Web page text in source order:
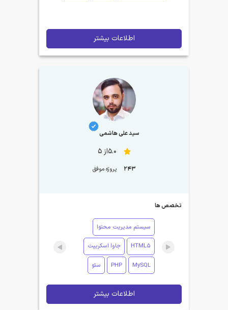
اطلاعات بیشتر
سید علی هاشمی
5.0از 5
243 پروژه موفق
تخصص ها
سیستم مدیریت محتوا
HTML5 جاوا اسکریپت
MySQL
PHP سئو
اطلاعات بیشتر